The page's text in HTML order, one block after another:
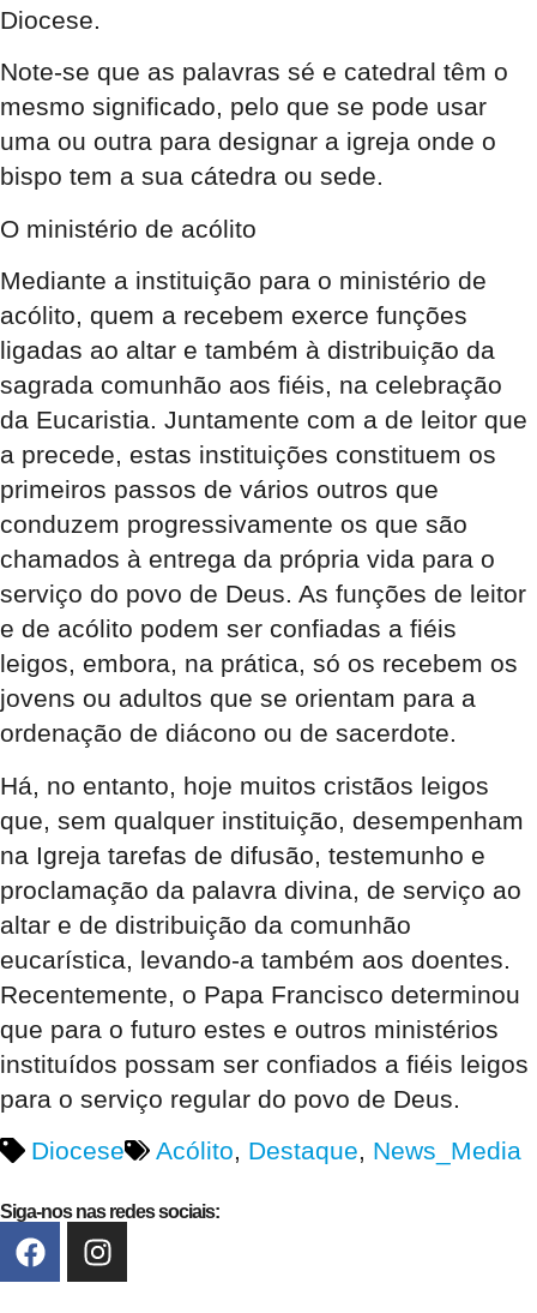
Diocese.
Note-se que as palavras sé e catedral têm o
mesmo significado, pelo que se pode usar
uma ou outra para designar a igreja onde o
bispo tem a sua cátedra ou sede.
O ministério de acólito
Mediante a instituição para o ministério de
acólito, quem a recebem exerce funções
ligadas ao altar e também à distribuição da
sagrada comunhão aos fiéis, na celebração
da Eucaristia. Juntamente com a de leitor que
a precede, estas instituições constituem os
primeiros passos de vários outros que
conduzem progressivamente os que são
chamados à entrega da própria vida para o
serviço do povo de Deus. As funções de leitor
e de acólito podem ser confiadas a fiéis
leigos, embora, na prática, só os recebem os
jovens ou adultos que se orientam para a
ordenação de diácono ou de sacerdote.
Há, no entanto, hoje muitos cristãos leigos
que, sem qualquer instituição, desempenham
na Igreja tarefas de difusão, testemunho e
proclamação da palavra divina, de serviço ao
altar e de distribuição da comunhão
eucarística, levando-a também aos doentes.
Recentemente, o Papa Francisco determinou
que para o futuro estes e outros ministérios
instituídos possam ser confiados a fiéis leigos
para o serviço regular do povo de Deus.
Diocese
Acólito, Destaque, News_Media
Siga-nos nas redes sociais: